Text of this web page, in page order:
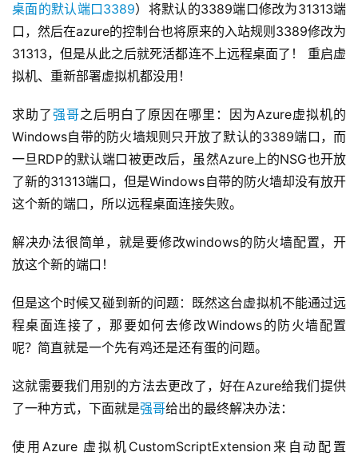
桌面的默认端口3389）将默认的3389端口修改为31313端
口，然后在azure的控制台也将原来的入站规则3389修改为
31313，但是从此之后就死活都连不上远程桌面了！ 重启虚
拟机、重新部署虚拟机都没用！
求助了强哥之后明白了原因在哪里：因为Azure虚拟机的
Windows自带的防火墙规则只开放了默认的3389端口，而
一旦RDP的默认端口被更改后，虽然Azure上的NSG也开放
了新的31313端口，但是Windows自带的防火墙却没有放开
这个新的端口，所以远程桌面连接失败。
解决办法很简单，就是要修改windows的防火墙配置，开
放这个新的端口！
但是这个时候又碰到新的问题：既然这台虚拟机不能通过远
程桌面连接了，那要如何去修改Windows的防火墙配置
呢？简直就是一个先有鸡还是还有蛋的问题。
这就需要我们用别的方法去更改了，好在Azure给我们提供
了一种方式，下面就是强哥给出的最终解决办法：
使用Azure 虚拟机CustomScriptExtension来自动配置